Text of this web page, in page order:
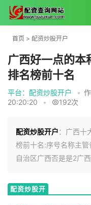
首页 > 配资炒股开户
广西好一点的本
排名榜前十名
平台：配资炒股开户 •
20:20:20
• 192次
配资炒股开户：广西十
榜前十名:序号名称主
自治区广西否是是2广
配资炒股开